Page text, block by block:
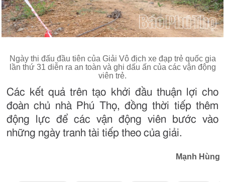
Ngày thi đấu đầu tiên của Giải Vô địch xe đạp trẻ quốc gia
lần thứ 31 diễn ra an toàn và ghi dấu ấn của các vận động
viên trẻ.
Các kết quả trên tạo khởi đầu thuận lợi cho
đoàn chủ nhà Phú Thọ, đồng thời tiếp thêm
động lực để các vận động viên bước vào
những ngày tranh tài tiếp theo của giải.
Mạnh Hùng